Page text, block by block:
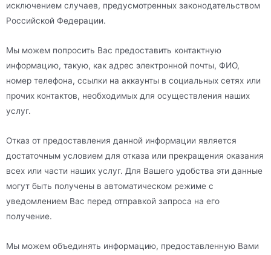
исключением случаев, предусмотренных законодательством
Российской Федерации.
Мы можем попросить Вас предоставить контактную
информацию, такую, как адрес электронной почты, ФИО,
номер телефона, ссылки на аккаунты в социальных сетях или
прочих контактов, необходимых для осуществления наших
услуг.
Отказ от предоставления данной информации является
достаточным условием для отказа или прекращения оказания
всех или части наших услуг. Для Вашего удобства эти данные
могут быть получены в автоматическом режиме с
уведомлением Вас перед отправкой запроса на его
получение.
Мы можем объединять информацию, предоставленную Вами